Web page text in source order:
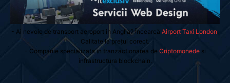
- Ai nevoie de transport aeroport in Anglia? Încearcă Airport Taxi London
Calitate la prețul corect.
- Companie specializata in tranzactionarea de Criptomonedesi
infrastructura blockchain.